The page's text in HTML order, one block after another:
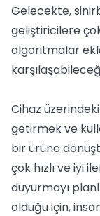
Gelecekte,
geliştiricilere
algoritmalar
Cihaz
getirmek ve
bir ürüne
çok hızlı ve iyi
duyurmayı
olduğu için,